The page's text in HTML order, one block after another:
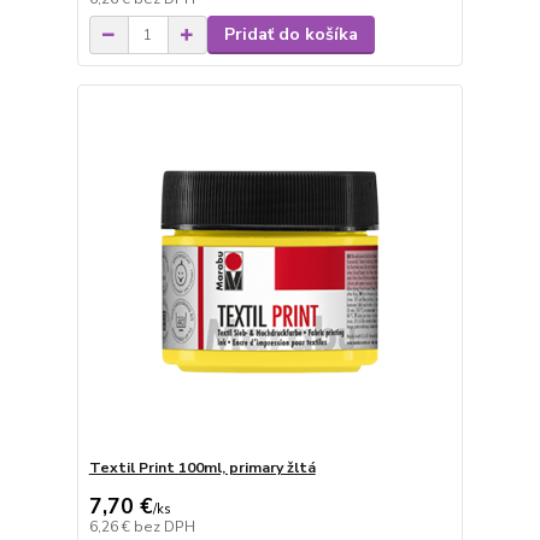
Pridať do košíka
Textil Print 100ml, primary žltá
7,70 €/ks
6,26 € bez DPH